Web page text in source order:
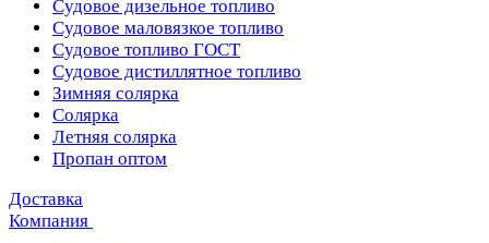
Судовое дизельное топливо
Судовое маловязкое топливо
Судовое топливо ГОСТ
Судовое дистиллятное топливо
Зимняя солярка
Солярка
Летняя солярка
Пропан оптом
Доставка
Компания